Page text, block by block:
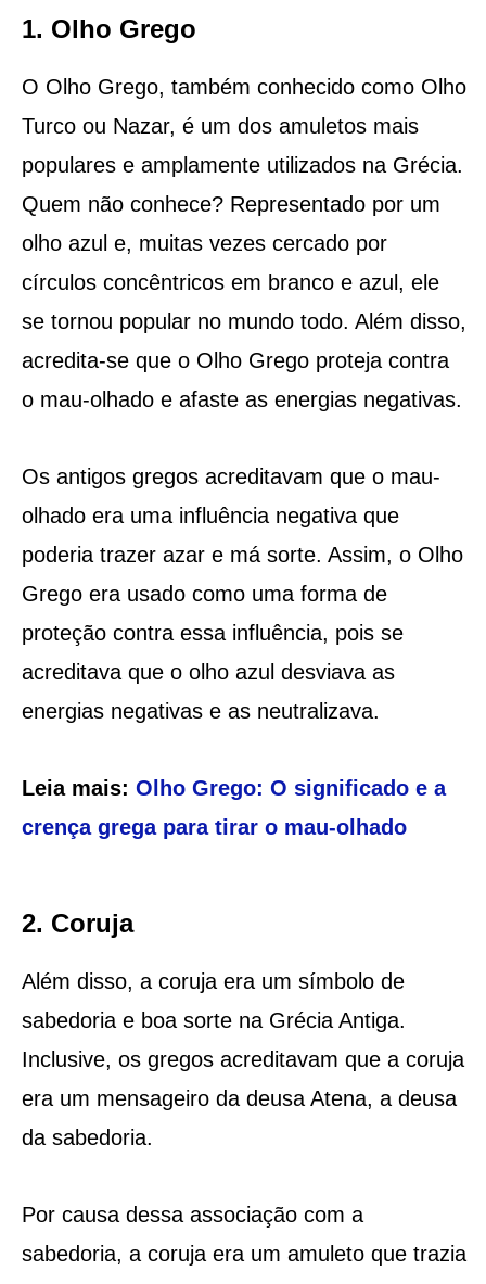
1. Olho Grego
O Olho Grego, também conhecido como Olho
Turco ou Nazar, é um dos amuletos mais
populares e amplamente utilizados na Grécia.
Quem não conhece? Representado por um
olho azul e, muitas vezes cercado por
círculos concêntricos em branco e azul, ele
se tornou popular no mundo todo. Além disso,
acredita-se que o Olho Grego proteja contra
o mau-olhado e afaste as energias negativas.
Os antigos gregos acreditavam que o mau-
olhado era uma influência negativa que
poderia trazer azar e má sorte. Assim, o Olho
Grego era usado como uma forma de
proteção contra essa influência, pois se
acreditava que o olho azul desviava as
energias negativas e as neutralizava.
Leia mais: Olho Grego: O significado e a
crença grega para tirar o mau-olhado
2. Coruja
Além disso, a coruja era um símbolo de
sabedoria e boa sorte na Grécia Antiga.
Inclusive, os gregos acreditavam que a coruja
era um mensageiro da deusa Atena, a deusa
da sabedoria.
Por causa dessa associação com a
sabedoria, a coruja era um amuleto que trazia